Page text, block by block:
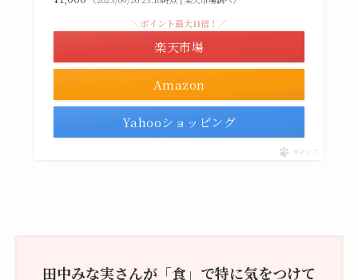
Amazon
＼ポイント最大11倍！／
楽天市場
Yahooショッピング
ポチップ
田中みな実さんが「食」で特に気をつけて